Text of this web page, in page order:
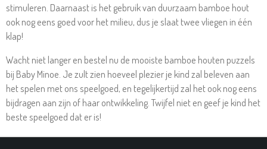
stimuleren. Daarnaast is het gebruik van duurzaam bamboe hout
ook nog eens goed voor het milieu, dus je slaat twee vliegen in één
klap!
Wacht niet langer en bestel nu de mooiste bamboe houten puzzels
bij Baby Minoe. Je zult zien hoeveel plezier je kind zal beleven aan
het spelen met ons speelgoed, en tegelijkertijd zal het ook nog eens
bijdragen aan zijn of haar ontwikkeling. Twijfel niet en geef je kind het
beste speelgoed dat er is!